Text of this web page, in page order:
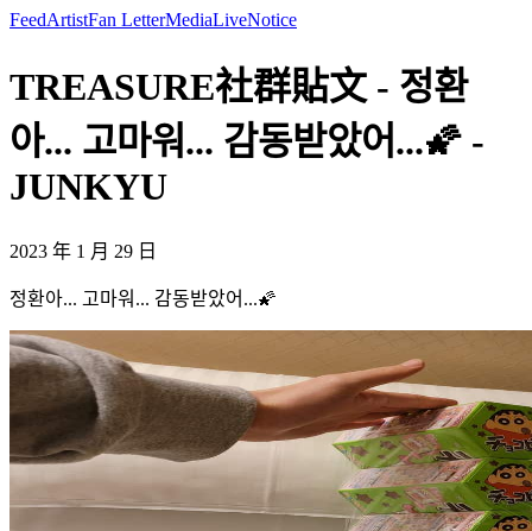
FeedArtistFan LetterMediaLiveNotice
TREASURE社群貼文 - 정환
아... 고마워... 감동받았어...🌠 -
JUNKYU
2023 年 1 月 29 日
정환아... 고마워... 감동받았어...🌠